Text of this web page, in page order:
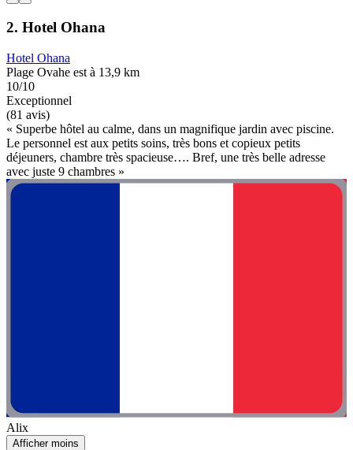
2. Hotel Ohana
Hotel Ohana
Plage Ovahe est à 13,9 km
10/10
Exceptionnel
(81 avis)
« Superbe hôtel au calme, dans un magnifique jardin avec piscine.
Le personnel est aux petits soins, très bons et copieux petits
déjeuners, chambre très spacieuse…. Bref, une très belle adresse
avec juste 9 chambres »
Alix
Afficher moins